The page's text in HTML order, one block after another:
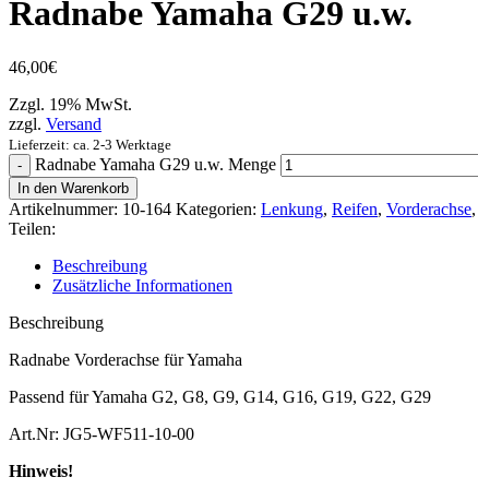
Radnabe Yamaha G29 u.w.
46,00€
Zzgl. 19% MwSt.
zzgl. Versand
Lieferzeit: ca. 2-3 Werktage
Radnabe Yamaha G29 u.w. Menge
In den Warenkorb
Artikelnummer: 10-164 Kategorien: Lenkung, Reifen, Vorderachse,
Teilen:
Beschreibung
Zusätzliche Informationen
Beschreibung
Radnabe Vorderachse für Yamaha
Passend für Yamaha G2, G8, G9, G14, G16, G19, G22, G29
Art.Nr: JG5-WF511-10-00
Hinweis!